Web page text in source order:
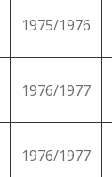
1975/1976
1976/1977
1976/1977